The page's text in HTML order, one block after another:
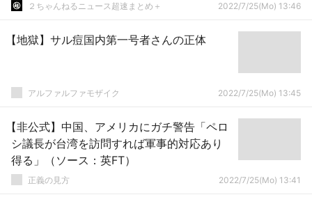
２ちゃんねるニュース超速まとめ＋ 2022/7/25(Mo) 13:46
【地獄】サル痘国内第一号者さんの正体
アルファルファモザイク 2022/7/25(Mo) 13:45
【非公式】中国、アメリカにガチ警告「ペロ
シ議長が台湾を訪問すれば軍事的対応あり
得る」（ソース：英FT）
正義の見方 2022/7/25(Mo) 13:41